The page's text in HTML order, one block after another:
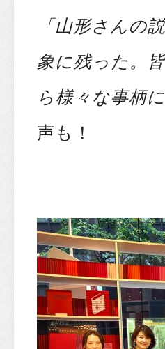
「山形さんの
象に残った。
ら様々な事柄
声も！